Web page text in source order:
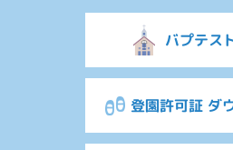
バプテス
登園許可証 ダ